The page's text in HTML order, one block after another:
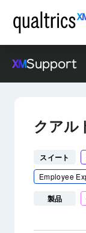
Support
クアル
スイート
Employee
製品